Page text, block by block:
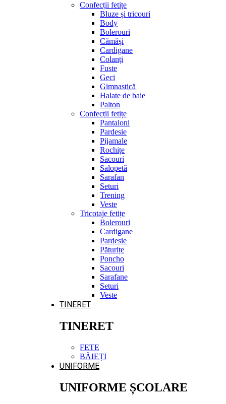
Confecții fetițe
Bluze și tricouri
Body
Bolerouri
Cămăși
Cardigane
Colanți
Fuste
Geci
Gimnastică
Halate de baie
Palton
Confecții fetițe
Pantaloni
Pardesie
Pijamale
Rochițe
Sacouri
Salopetă
Sarafan
Seturi
Trening
Veste
Tricotaje fetițe
Bolerouri
Cardigane
Pardesie
Păturițe
Poncho
Sacouri
Sarafane
Seturi
Veste
TINERET
TINERET
FETE
BĂIEȚI
UNIFORME
UNIFORME ȘCOLARE